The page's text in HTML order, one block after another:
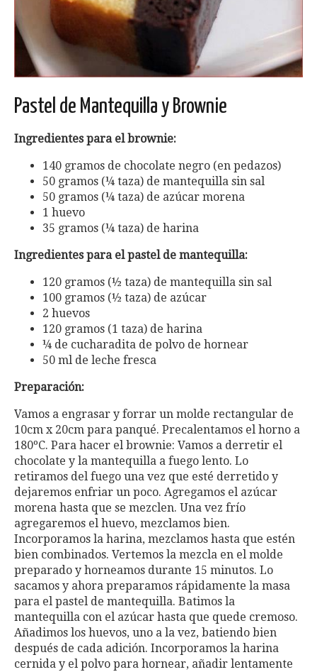
Pastel de Mantequilla y Brownie
Ingredientes para el brownie:
140 gramos de chocolate negro (en pedazos)
50 gramos (¼ taza) de mantequilla sin sal
50 gramos (¼ taza) de azúcar morena
1 huevo
35 gramos (¼ taza) de harina
Ingredientes para el pastel de mantequilla:
120 gramos (½ taza) de mantequilla sin sal
100 gramos (½ taza) de azúcar
2 huevos
120 gramos (1 taza) de harina
¼ de cucharadita de polvo de hornear
50 ml de leche fresca
Preparación:
Vamos a engrasar y forrar un molde rectangular de
10cm x 20cm para panqué. Precalentamos el horno a
180ºC. Para hacer el brownie: Vamos a derretir el
chocolate y la mantequilla a fuego lento. Lo
retiramos del fuego una vez que esté derretido y
dejaremos enfriar un poco. Agregamos el azúcar
morena hasta que se mezclen. Una vez frío
agregaremos el huevo, mezclamos bien.
Incorporamos la harina, mezclamos hasta que estén
bien combinados. Vertemos la mezcla en el molde
preparado y horneamos durante 15 minutos. Lo
sacamos y ahora preparamos rápidamente la masa
para el pastel de mantequilla. Batimos la
mantequilla con el azúcar hasta que quede cremoso.
Añadimos los huevos, uno a la vez, batiendo bien
después de cada adición. Incorporamos la harina
cernida y el polvo para hornear, añadir lentamente